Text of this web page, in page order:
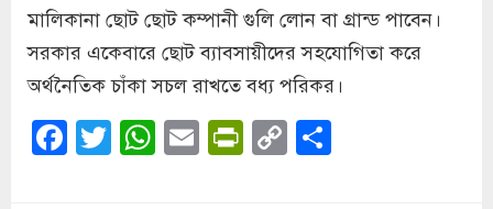
মালিকানা ছোট ছোট কম্পানী গুলি লোন বা গ্রান্ড পাবেন।
সরকার একেবারে ছোট ব্যাবসায়ীদের সহযোগিতা করে
অর্থনৈতিক চাঁকা সচল রাখতে বধ্য পরিকর।
Facebook
Twitter
WhatsApp
EmailPrintFriendly
Copy
Link